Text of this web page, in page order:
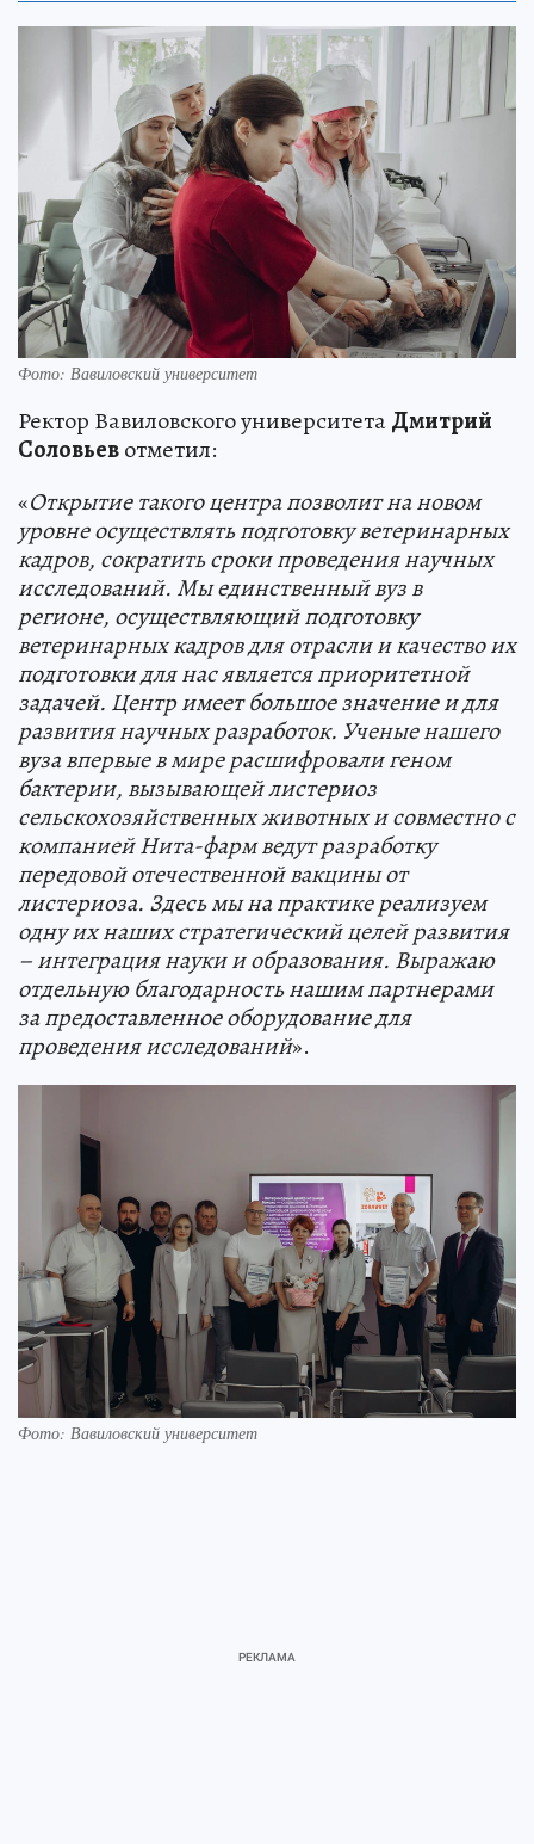
Фото: Вавиловский университет
Ректор Вавиловского университетаДмитрий
Соловьевотметил:
«Открытие такого центра позволит на новом
уровне осуществлять подготовку ветеринарных
кадров, сократить сроки проведения научных
исследований. Мы единственный вуз в
регионе, осуществляющий подготовку
ветеринарных кадров для отрасли и качество их
подготовки для нас является приоритетной
задачей. Центр имеет большое значение и для
развития научных разработок. Ученые нашего
вуза впервые в мире расшифровали геном
бактерии, вызывающей листериоз
сельскохозяйственных животных и совместно с
компанией Нита-фарм ведут разработку
передовой отечественной вакцины от
листериоза. Здесь мы на практике реализуем
одну их наших стратегический целей развития
– интеграция науки и образования. Выражаю
отдельную благодарность нашим партнерами
за предоставленное оборудование для
проведения исследований».
Фото: Вавиловский университет